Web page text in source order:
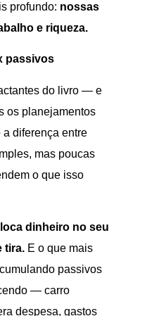
profundo: nossas
e riqueza.
passivos
do livro — e
os planejamentos
diferença entre
mas poucas
o que isso
dinheiro no seu
tira. E o que mais
passivos
— carro
despesa, gastos